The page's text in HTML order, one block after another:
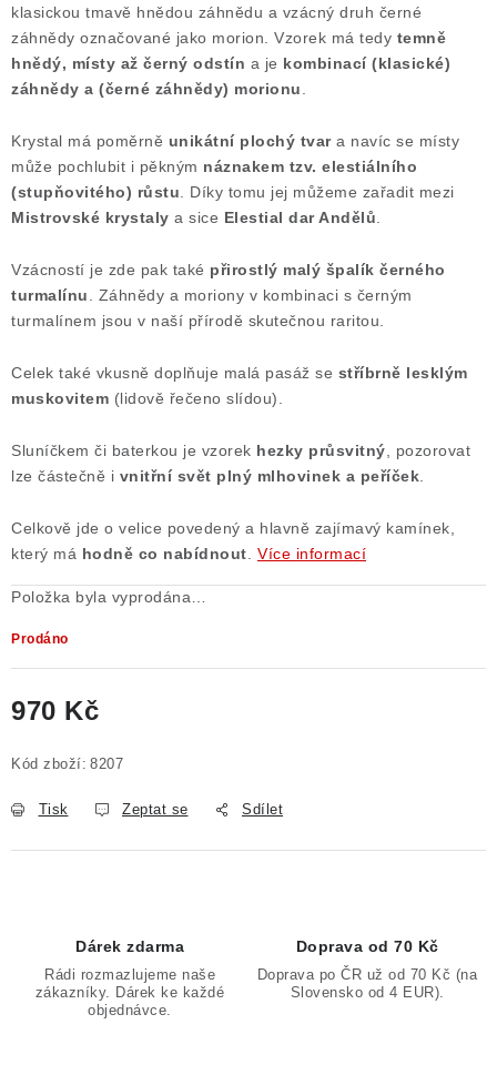
klasickou tmavě hnědou záhnědu a vzácný druh černé
záhnědy označované jako morion. Vzorek má tedy temně
hnědý, místy až černý odstín a je kombinací (klasické)
záhnědy a (černé záhnědy) morionu
Krystal má poměrně unikátní plochý tvara navíc se místy
může pochlubit i pěkným náznakem tzv. elestiálního
(stupňovitého) růstu . Díky tomu jej můžeme zařadit mezi
Mistrovské krystaly a sice Elestial dar Andělů
Vzácností je zde pak také přirostlý malý špalík černého
turmalínu . Záhnědy a moriony v kombinaci s černým
turmalínem jsou v naší přírodě skutečnou raritou.
Celek také vkusně doplňuje malá pasáž se stříbrně lesklým
muskovitem (lidově řečeno slídou).
Sluníčkem či baterkou je vzorek hezky průsvitný , pozorovat
lze částečně i vnitřní svět plný mlhovinek a peříček
Celkově jde o velice povedený a hlavně zajímavý kamínek,
který má hodně co nabídnout Více informací
Položka byla vyprodána…
Prodáno
970 Kč
Kód zboží: 8207
Tisk Zeptat se Sdílet
Dárek zdarma
Rádi rozmazlujeme naše
zákazníky. Dárek ke každé
objednávce.
Doprava od 70 Kč
Doprava po ČR už od 70 Kč (na
Slovensko od 4 EUR).